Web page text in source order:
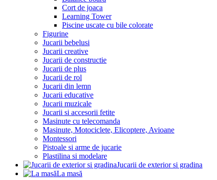
Cort de joaca
Learning Tower
Piscine uscate cu bile colorate
Figurine
Jucarii bebelusi
Jucarii creative
Jucarii de constructie
Jucarii de plus
Jucarii de rol
Jucarii din lemn
Jucarii educative
Jucarii muzicale
Jucarii si accesorii fetite
Masinute cu telecomanda
Masinute, Motociclete, Elicoptere, Avioane
Montessori
Pistoale si arme de jucarie
Plastilina si modelare
Jucarii de exterior si gradina
La masă